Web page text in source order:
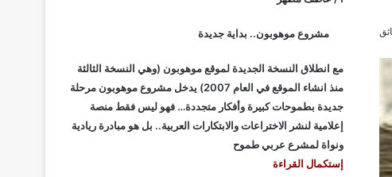
مشروع موهوبون.. بداية جديدة
مع انطلاق النسخة الجديدة لموقع موهوبون (وهي النسخة الثالثة
منذ انشاء الموقع في العام 2007) يدخل مشروع موهوبون مرحلة
جديدة بطموحات كبيرة وأفكار متجددة… فهو ليس فقط منصة
إعلامية لنشر الاختراعات والابتكارات العربية.. بل هو مبادرة ريادية
ونواة لمشرع عربي طموح
إستكمال القراءة